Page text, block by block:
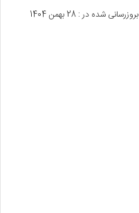
بروزرسانی شده در : 28 بهمن 1404